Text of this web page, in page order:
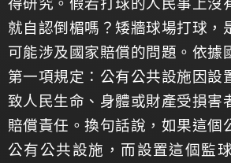
就自認倒楣嗎？矮牆球場打球，
可能涉及國家賠償的問題。依據
第一項規定：公有公共設施因設
致人民生命、身體或財產受損害
賠償責任。換句話說，如果這個
公有公共設施，而設置這個監